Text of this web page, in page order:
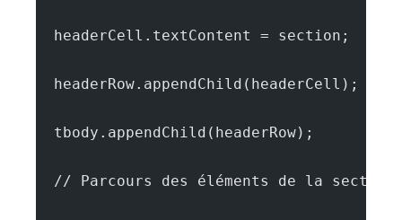
  headerCell.textContent = section;
  headerRow.appendChild(headerCell);
  tbody.appendChild(headerRow);
  // Parcours des éléments de la section